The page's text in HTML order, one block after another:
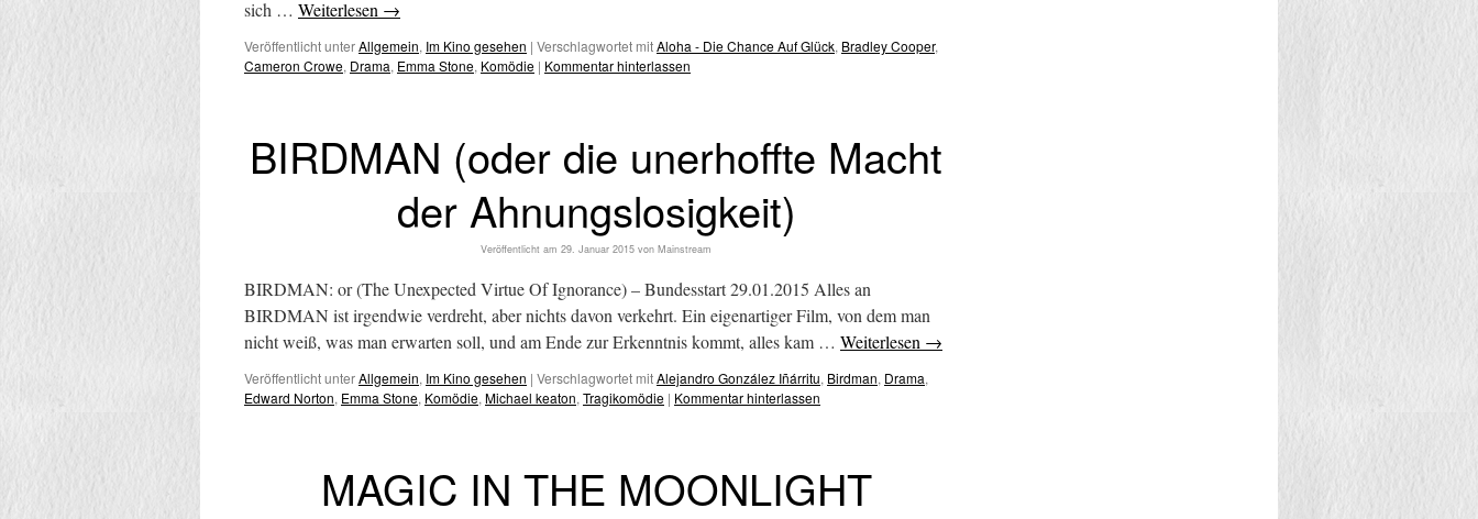
sich … Weiterlesen →
Veröffentlicht unterAllgemein, Im Kino gesehen | Verschlagwortet mitAloha - Die Chance Auf Glück, Bradley Cooper,
Cameron Crowe, Drama, Emma Stone, Komödie | Kommentar hinterlassen
BIRDMAN (oder die unerhoffte Macht
der Ahnungslosigkeit)
Veröffentlicht am 29. Januar 2015 von Mainstream
BIRDMAN: or (The Unexpected Virtue Of Ignorance) – Bundesstart 29.01.2015 Alles an
BIRDMAN ist irgendwie verdreht, aber nichts davon verkehrt. Ein eigenartiger Film, von dem man
nicht weiß, was man erwarten soll, und am Ende zur Erkenntnis kommt, alles kam … Weiterlesen →
Veröffentlicht unterAllgemein, Im Kino gesehen | Verschlagwortet mitAlejandro González Iñárritu, Birdman, Drama,
Edward Norton, Emma Stone, Komödie, Michael keaton, Tragikomödie | Kommentar hinterlassen
MAGIC IN THE MOONLIGHT